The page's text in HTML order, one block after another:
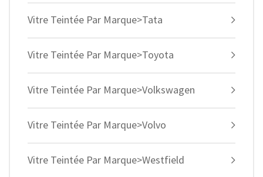
Vitre Teintée Par Marque>Tata
Vitre Teintée Par Marque>Toyota
Vitre Teintée Par Marque>Volkswagen
Vitre Teintée Par Marque>Volvo
Vitre Teintée Par Marque>Westfield